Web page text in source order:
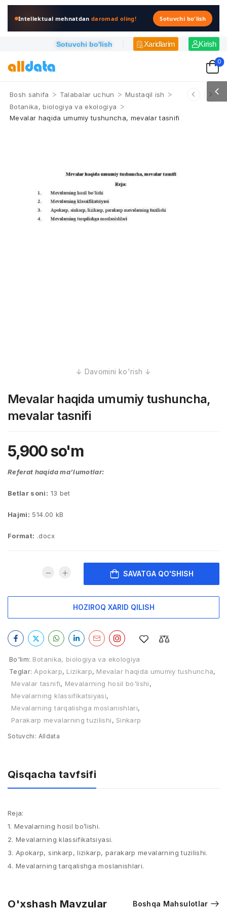
Intellektual mehnatdandaromad oling! Sotuvchi bo'lish
Sotuvchi bo'lish Xaridlarim Kirish
0
Bosh sahifa > Talabalar uchun > Mustaqil ish >
Botanika, biologiya va ekologiya >
Mevalar haqida umumiy tushuncha, mevalar tasnifi
Mevalar haqida umumiy tushuncha,
mevalar tasnifi
5,900so'm
Referat haqida ma’lumotlar:
Betlar soni: 13 bet
Hajmi: 514.00 kB
Format: .docx
SAVATGA QO'SHISH
HOZIROQ XARID QILISH
Bo'lim: Botanika, biologiya va ekologiya
Teglar: Apokarp, Lizikarp, Mevalar haqida umumiy tushuncha,
Mevalar tasnifi, Mevalarning hosil bo'lishi,
Mevalarning klassifikatsiyasi,
Mevalarning tarqalishga moslanishlari,
Parakarp mevalarning tuzilishi, Sinkarp
Sotuvchi: Alldata
Qisqacha tavfsifi
Reja:
1. Mevalarning hosil bo’lishi.
2. Mevalarning klassifikatsiyasi.
3. Apokarp, sinkarp, lizikarp, parakarp mevalarning tuzilishi.
4. Mevalarning tarqalishga moslanishlari.
O'xshash Mavzular Boshqa Mahsulotlar